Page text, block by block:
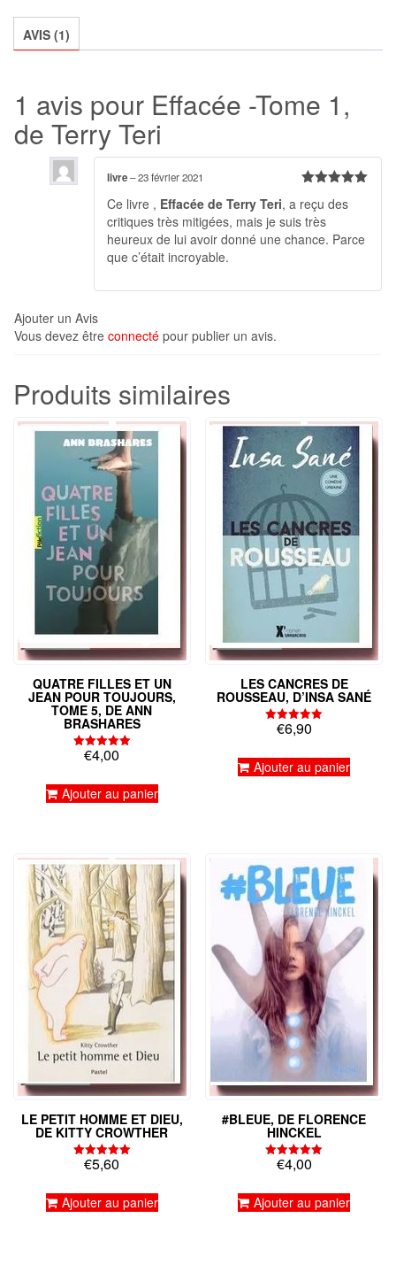
de
Terry
AVIS (1)
1 avis pour Effacée -Tome 1,
de Terry Teri
5
livre–23 février 2021
Ce livre , Effacée de Terry Teri, a reçu des
critiques très mitigées, mais je suis très
heureux de lui avoir donné une chance. Parce
que c’était incroyable.
Ajouter un Avis
Vous devez être connecté pour publier un avis.
Produits similaires
QUATRE FILLES ET UN
JEAN POUR TOUJOURS,
TOME 5, DE ANN
BRASHARES
Note
5.00
€4,00
Ajouter au panier
LES CANCRES DE
ROUSSEAU, D’INSA SANÉ
Note
5.00
€6,90
Ajouter au panier
LE PETIT HOMME ET DIEU,
DE KITTY CROWTHER
Note
5.00
€5,60
Ajouter au panier
#BLEUE, DE FLORENCE
HINCKEL
Note
5.00
€4,00
Ajouter au panier